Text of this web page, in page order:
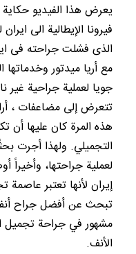
يعرض هذا الفيديو
فیرونا الإيطالية الی
الذی فشلت جراحته فی
مع أریا میدتور
جویا لعملية جراحية غير
تتعرض إلى مضاعفات ،
هذه المرة كان عليها أن
التجميلي. ولهذا أجرت
لعملية جراحتها، وأخيراً
إيران لأنها تعتبر
تبحث عن أفضل جراح أنف
مشهور في جراحة تجميل
الأنف.